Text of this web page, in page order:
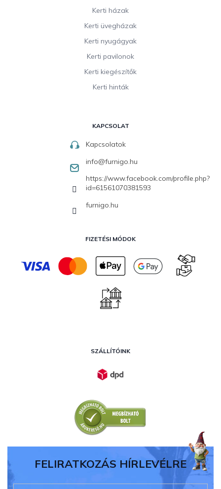
Kerti házak
Kerti üvegházak
Kerti nyugágyak
Kerti pavilonok
Kerti kiegészítők
Kerti hinták
KAPCSOLAT
Kapcsolatok
info@furnigo.hu
https://www.facebook.com/profile.php?
id=61561070381593
furnigo.hu
FIZETÉSI MÓDOK
SZÁLLÍTÓINK
FELIRATKOZÁS HÍRLEVÉLRE